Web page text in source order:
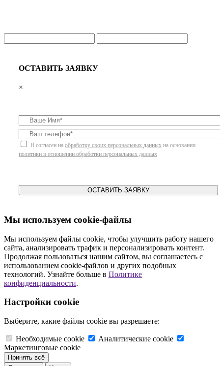
ОСТАВИТЬ ЗАЯВКУ
×
Я согласен на обработку своих персональных данных на основании
политики в отношении обработки персональных данных
ОСТАВИТЬ ЗАЯВКУ
Мы используем cookie-файлы
Мы используем файлы cookie, чтобы улучшить работу нашего
сайта, анализировать трафик и персонализировать контент.
Продолжая пользоваться нашим сайтом, вы соглашаетесь с
использованием cookie-файлов и других подобных
технологий. Узнайте больше в Политике
конфиденциальности.
Настройки cookie
Выберите, какие файлы cookie вы разрешаете:
Необходимые cookie
Аналитические cookie
Маркетинговые cookie
Принять всё